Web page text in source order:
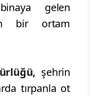
gelen
bir ortam
şehrin
tırpanla ot